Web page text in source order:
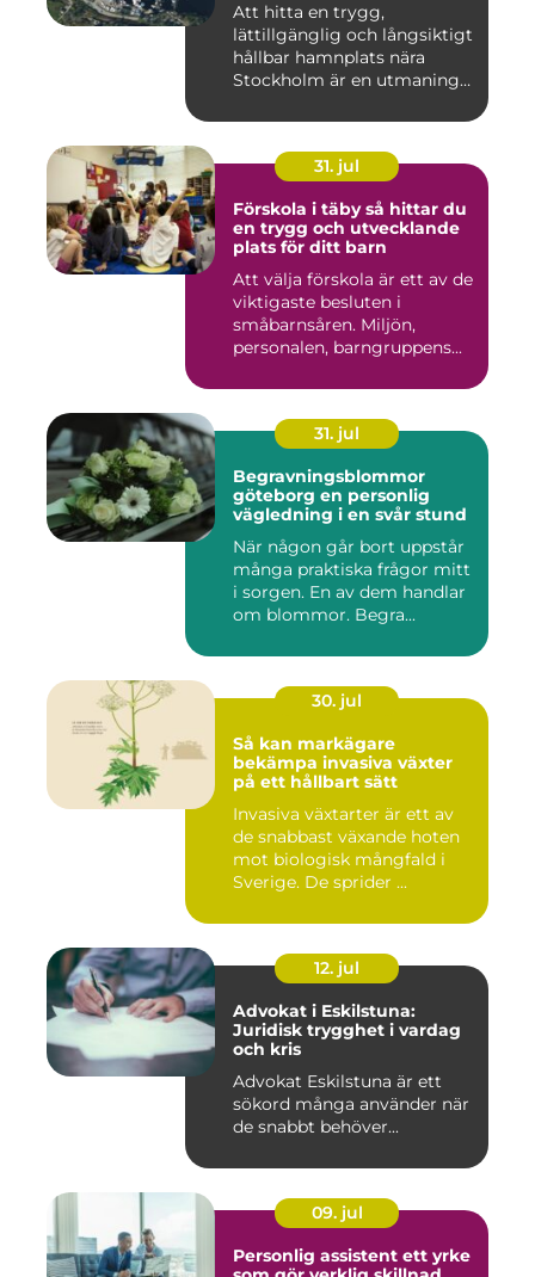
Att hitta en trygg,
lättillgänglig och långsiktigt
hållbar hamnplats nära
Stockholm är en utmaning
31. jul
Förskola i täby så hittar du
en trygg och utvecklande
plats för ditt barn
Att välja förskola är ett av de
viktigaste besluten i
småbarnsåren. Miljön,
personalen, barngruppens...
31. jul
Begravningsblommor
göteborg en personlig
vägledning i en svår stund
När någon går bort uppstår
många praktiska frågor mitt
i sorgen. En av dem handlar
om blommor. Begra...
30. jul
Så kan markägare
bekämpa invasiva växter
på ett hållbart sätt
Invasiva växtarter är ett av
de snabbast växande hoten
mot biologisk mångfald i
Sverige. De sprider ...
12. jul
Advokat i Eskilstuna:
Juridisk trygghet i vardag
och kris
Advokat Eskilstuna är ett
sökord många använder när
de snabbt behöver...
09. jul
Personlig assistent ett yrke